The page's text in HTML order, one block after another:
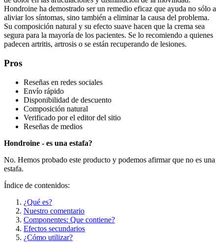
Hondroine ha demostrado ser un remedio eficaz que ayuda no sólo a
aliviar los síntomas, sino también a eliminar la causa del problema.
Su composición natural y su efecto suave hacen que la crema sea
segura para la mayoría de los pacientes. Se lo recomiendo a quienes
padecen artritis, artrosis o se están recuperando de lesiones.
Pros
Reseñas en redes sociales
Envío rápido
Disponibilidad de descuento
Composición natural
Verificado por el editor del sitio
Reseñas de medios
Hondroine - es una estafa?
No. Hemos probado este producto y podemos afirmar que no es una
estafa.
Índice de contenidos:
¿Qué es?
Nuestro comentario
Componentes: Que contiene?
Efectos secundarios
¿Cómo utilizar?